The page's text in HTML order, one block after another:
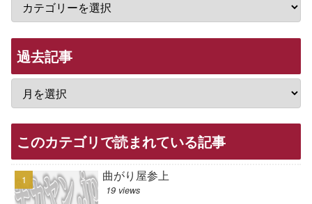
過去記事
このカテゴリで読まれている記事
曲がり屋参上
19 views